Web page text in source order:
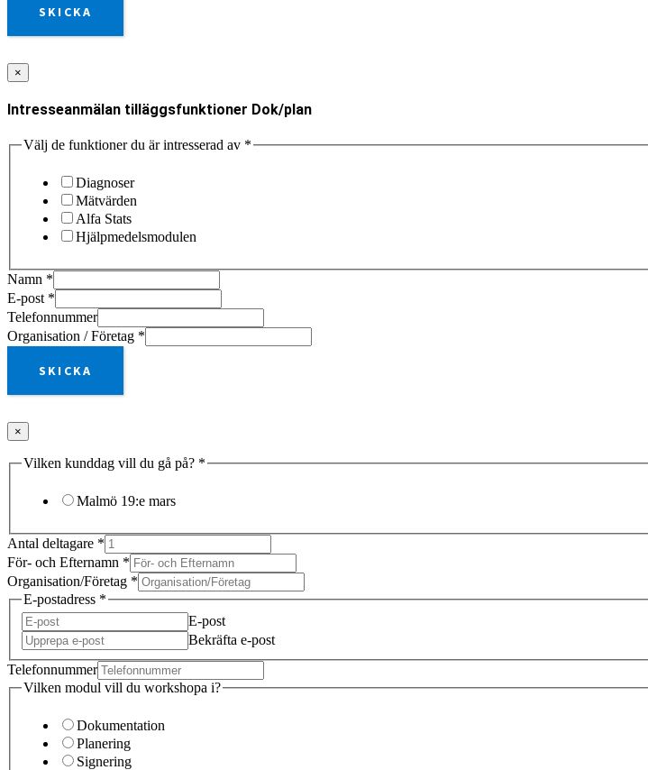
SKICKA
×
Intresseanmälan tilläggsfunktioner Dok/plan
Välj de funktioner du är intresserad av *
Diagnoser
Mätvärden
Alfa Stats
Hjälpmedelsmodulen
Namn *
E-post *
Telefonnummer
Organisation / Företag *
SKICKA
×
Vilken kunddag vill du gå på? *
Malmö 19:e mars
Antal deltagare *
För- och Efternamn *
Organisation/Företag *
E-postadress *
E-post
Bekräfta e-post
Telefonnummer
Vilken modul vill du workshopa i?
Dokumentation
Planering
Signering